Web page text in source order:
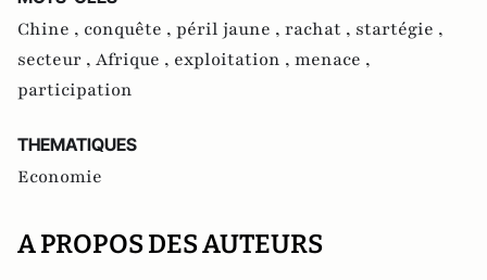
Chine , conquête , péril jaune , rachat , startégie ,
secteur , Afrique , exploitation , menace ,
participation
THEMATIQUES
Economie
A PROPOS DES AUTEURS